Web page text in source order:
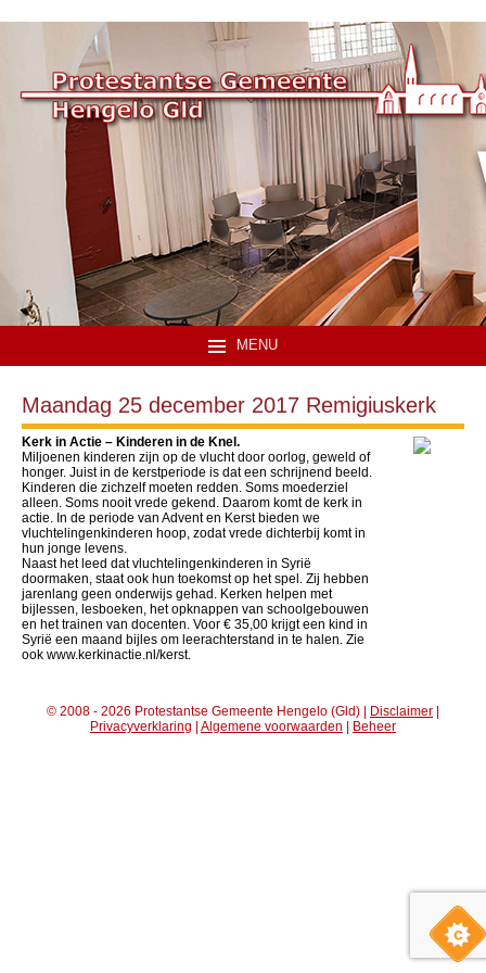
MENU
Maandag 25 december 2017 Remigiuskerk
Kerk in Actie – Kinderen in de Knel.
Miljoenen kinderen zijn op de vlucht door oorlog, geweld of
honger. Juist in de kerstperiode is dat een schrijnend beeld.
Kinderen die zichzelf moeten redden. Soms moederziel
alleen. Soms nooit vrede gekend. Daarom komt de kerk in
actie. In de periode van Advent en Kerst bieden we
vluchtelingenkinderen hoop, zodat vrede dichterbij komt in
hun jonge levens.
Naast het leed dat vluchtelingenkinderen in Syrië
doormaken, staat ook hun toekomst op het spel. Zij hebben
jarenlang geen onderwijs gehad. Kerken helpen met
bijlessen, lesboeken, het opknappen van schoolgebouwen
en het trainen van docenten. Voor € 35,00 krijgt een kind in
Syrië een maand bijles om leerachterstand in te halen. Zie
ook www.kerkinactie.nl/kerst.
© 2008 - 2026 Protestantse Gemeente Hengelo (Gld) | Disclaimer |
Privacyverklaring | Algemene voorwaarden | Beheer